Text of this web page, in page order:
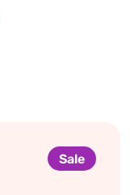
Sale